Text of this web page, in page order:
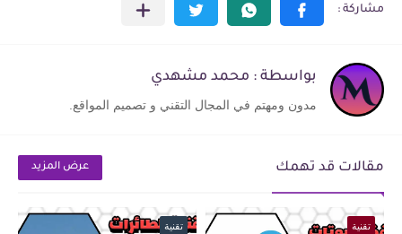
بواسطة : محمد مشهدي
مدون ومهتم في المجال التقني و تصميم المواقع.
مقالات قد تهمك عرض المزيد
تقنية تقنية